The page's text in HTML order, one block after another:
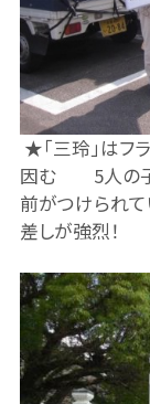
★「三玲」はフ
因む 5人の子
前がつけられ
差しが強烈！